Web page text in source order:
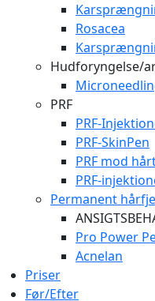
Rosacea
Hudforyngelse/
PRF
PRF-
PRF-SkinPen
PRF mod
PRF-
Permanent
Pro Power
Acnelan
Priser
Før/Efter